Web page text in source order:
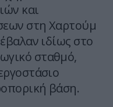
και
στη Χαρτούμ
ιδίως στο
σταθμό,
βάση.